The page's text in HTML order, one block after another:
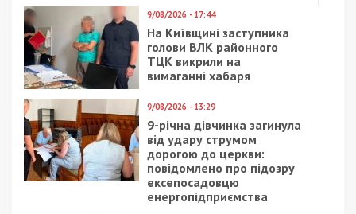
Facebook
Telegram
Twitter
WhatsApp
Viber
Email
Категории:Суспільство| Метки:
Кайдакский мост, ремонт
Рекламні блоки дають нам змогу
залишатися незалежними ЗМІ, а вам -
отримувати найсвіжіші новини під ними.